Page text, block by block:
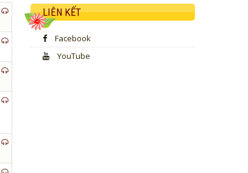
LIÊN KẾT
Facebook
YouTube